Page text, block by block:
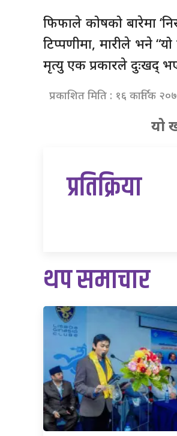
फिफाले कोषको बारेमा
टिप्पणीमा, मारीले भने
मृत्यु एक प्रकारले दुःखद्
प्रकाशित मिति : १६ कार्तिक
यो
प्रतिक्रिया
थप समाचार